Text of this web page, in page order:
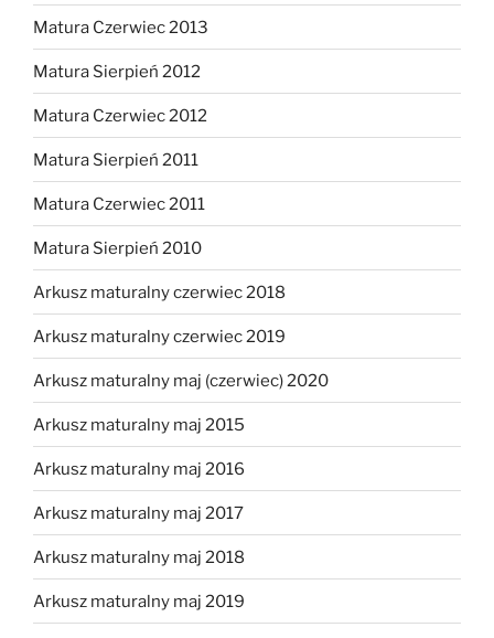
Matura Czerwiec 2013
Matura Sierpień 2012
Matura Czerwiec 2012
Matura Sierpień 2011
Matura Czerwiec 2011
Matura Sierpień 2010
Arkusz maturalny czerwiec 2018
Arkusz maturalny czerwiec 2019
Arkusz maturalny maj (czerwiec) 2020
Arkusz maturalny maj 2015
Arkusz maturalny maj 2016
Arkusz maturalny maj 2017
Arkusz maturalny maj 2018
Arkusz maturalny maj 2019